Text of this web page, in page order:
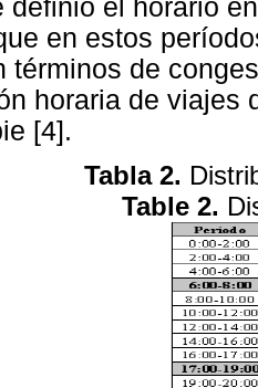
definió el horario
en estos
términos de
horaria de viajes
[4].
Tabla 2.
Table 2.